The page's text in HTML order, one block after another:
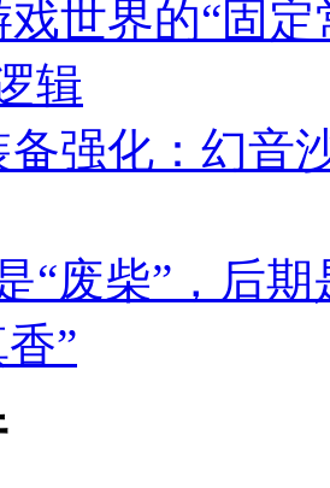
世界的“固
辑
备强化：幻音
“废柴”，后
”